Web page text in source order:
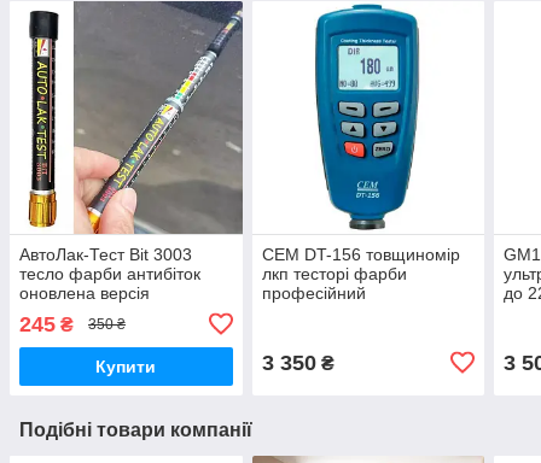
АвтоЛак-Тест Bit 3003
тесло фарби антибіток
оновлена версія
245 ₴ 350 ₴
Купити
CEM DT-156 товщиномір
лкп тесторі фарби
професійний
3 350₴
до
3
Подібні товари компанії